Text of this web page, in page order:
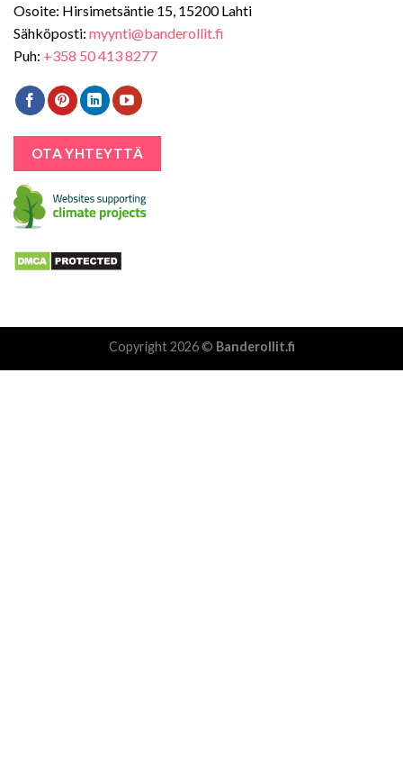
Osoite: Hirsimetsäntie 15, 15200 Lahti
Sähköposti: myynti@banderollit.fi
Puh: +358 50 413 8277
OTA YHTEYTTÄ
Copyright 2026 © Banderollit.fi